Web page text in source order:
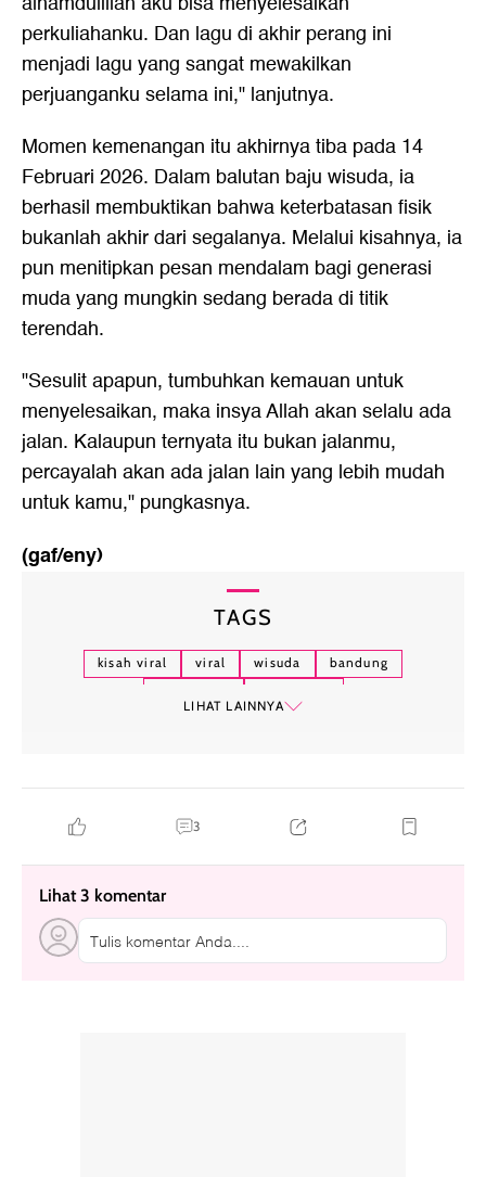
perkuliahanku. Dan lagu di akhir perang ini
menjadi lagu yang sangat mewakilkan
perjuanganku selama ini," lanjutnya.
Momen kemenangan itu akhirnya tiba pada 14
Februari 2026. Dalam balutan baju wisuda, ia
berhasil membuktikan bahwa keterbatasan fisik
bukanlah akhir dari segalanya. Melalui kisahnya, ia
pun menitipkan pesan mendalam bagi generasi
muda yang mungkin sedang berada di titik
terendah.
"Sesulit apapun, tumbuhkan kemauan untuk
menyelesaikan, maka insya Allah akan selalu ada
jalan. Kalaupun ternyata itu bukan jalanmu,
percayalah akan ada jalan lain yang lebih mudah
untuk kamu," pungkasnya.
(gaf/eny)
TAGS
kisah viral viral wisuda
bandung
LIHAT LAINNYA
3
Lihat 3 komentar
Tulis komentar Anda....